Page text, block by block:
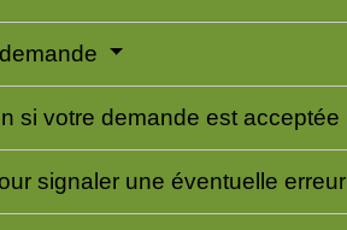
si votre demande est acceptée
signaler une éventuelle erreur